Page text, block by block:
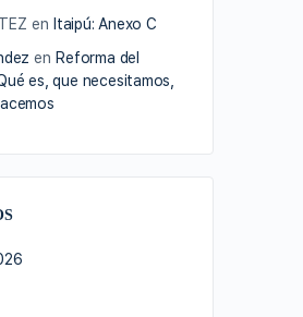
en Itaipú: Anexo C
en Reforma del
es, que necesitamos,